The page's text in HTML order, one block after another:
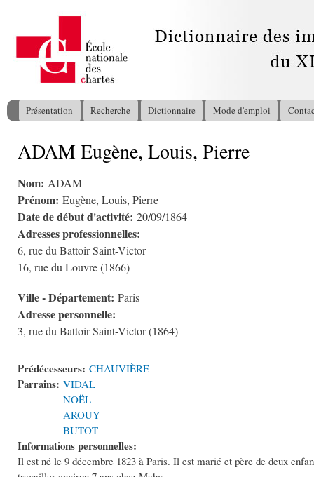
Menu principal
Présentation Recherche Dictionnaire Mode d'emploi
Vous êtes ici
ADAM Eugène, Louis, Pierre
Nom: ADAM
Prénom: Eugène, Louis, Pierre
Date de début d'activité: 20/09/1864
Adresses professionnelles:
6, rue du Battoir Saint-Victor
16, rue du Louvre (1866)
Ville - Département: Paris
Adresse personnelle:
3, rue du Battoir Saint-Victor (1864)
Prédécesseurs: CHAUVIÈRE
Parrains: VIDAL
NOËL
AROUY
BUTOT
Informations personnelles:
Il est né le 9 décembre 1823 à Paris. Il est marié et père de deux